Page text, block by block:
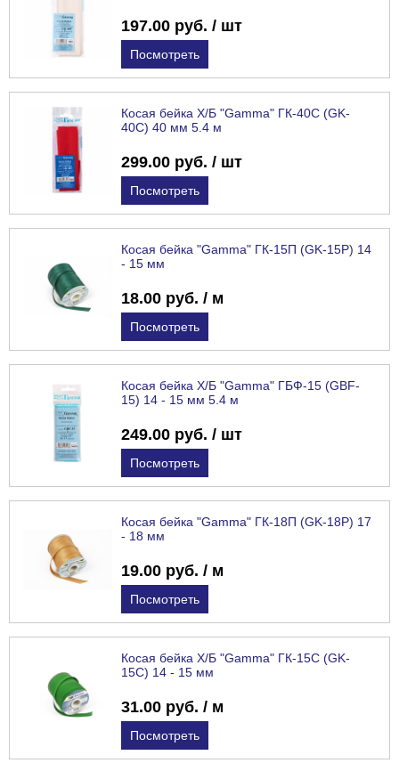
197.00 руб. / шт
Посмотреть
Косая бейка Х/Б "Gamma" ГК-40С (GK-
40C) 40 мм 5.4 м
299.00 руб. / шт
Посмотреть
Косая бейка "Gamma" ГК-15П (GK-15P) 14
- 15 мм
18.00 руб. / м
Посмотреть
Косая бейка Х/Б "Gamma" ГБФ-15 (GBF-
15) 14 - 15 мм 5.4 м
249.00 руб. / шт
Посмотреть
Косая бейка "Gamma" ГК-18П (GK-18P) 17
- 18 мм
19.00 руб. / м
Посмотреть
Косая бейка Х/Б "Gamma" ГК-15С (GK-
15C) 14 - 15 мм
31.00 руб. / м
Посмотреть